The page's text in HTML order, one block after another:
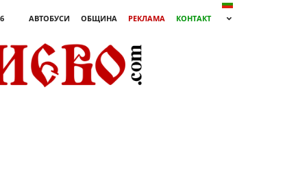
АВТОБУСИ ОБЩИНА РЕКЛАМА
КОНТАКТ